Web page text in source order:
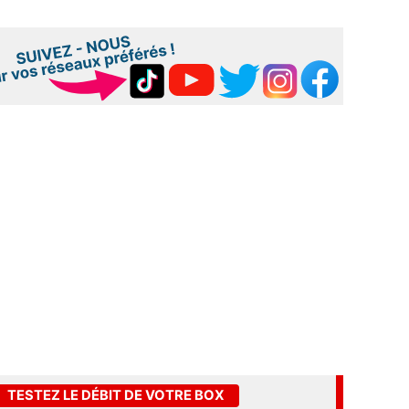
TESTEZ LE DÉBIT DE VOTRE BOX